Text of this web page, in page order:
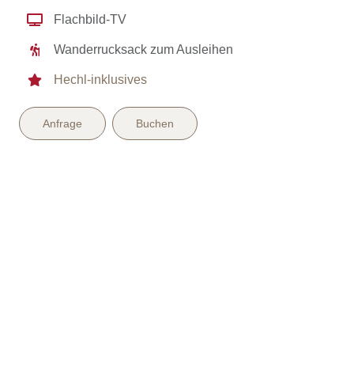
Flachbild-TV
Wanderrucksack zum Ausleihen
Hechl-inklusives
Anfrage Buchen